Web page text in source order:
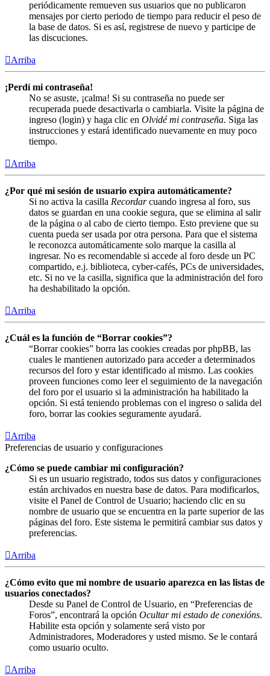
periódicamente remueven sus usuarios que no publicaron
mensajes por cierto periodo de tiempo para reducir el peso de
la base de datos. Si es así, registrese de nuevo y participe de
las discuciones.
Arriba
¡Perdí mi contraseña!
No se asuste, ¡calma! Si su contraseña no puede ser
recuperada puede desactivarla o cambiarla. Visite la página de
ingreso (login) y haga clic en Olvidé mi contraseña. Siga las
instrucciones y estará identificado nuevamente en muy poco
tiempo.
Arriba
¿Por qué mi sesión de usuario expira automáticamente?
Si no activa la casilla Recordarcuando ingresa al foro, sus
datos se guardan en una cookie segura, que se elimina al salir
de la página o al cabo de cierto tiempo. Esto previene que su
cuenta pueda ser usada por otra persona. Para que el sistema
le reconozca automáticamente solo marque la casilla al
ingresar. No es recomendable si accede al foro desde un PC
compartido, e.j. biblioteca, cyber-cafés, PCs de universidades,
etc. Si no ve la casilla, significa que la administración del foro
ha deshabilitado la opción.
Arriba
¿Cuál es la función de “Borrar cookies”?
“Borrar cookies” borra las cookies creadas por phpBB, las
cuales le mantienen autorizado para acceder a determinados
recursos del foro y estar identificado al mismo. Las cookies
proveen funciones como leer el seguimiento de la navegación
del foro por el usuario si la administración ha habilitado la
opción. Si está teniendo problemas con el ingreso o salida del
foro, borrar las cookies seguramente ayudará.
Arriba
Preferencias de usuario y configuraciones
¿Cómo se puede cambiar mi configuración?
Si es un usuario registrado, todos sus datos y configuraciones
están archivados en nuestra base de datos. Para modificarlos,
visite el Panel de Control de Usuario; haciendo clic en su
nombre de usuario que se encuentra en la parte superior de las
páginas del foro. Este sistema le permitirá cambiar sus datos y
preferencias.
Arriba
¿Cómo evito que mi nombre de usuario aparezca en las listas de
usuarios conectados?
Desde su Panel de Control de Usuario, en “Preferencias de
Foros”, encontrará la opción Ocultar mi estado de conexións.
Habilite esta opción y solamente será visto por
Administradores, Moderadores y usted mismo. Se le contará
como usuario oculto.
Arriba